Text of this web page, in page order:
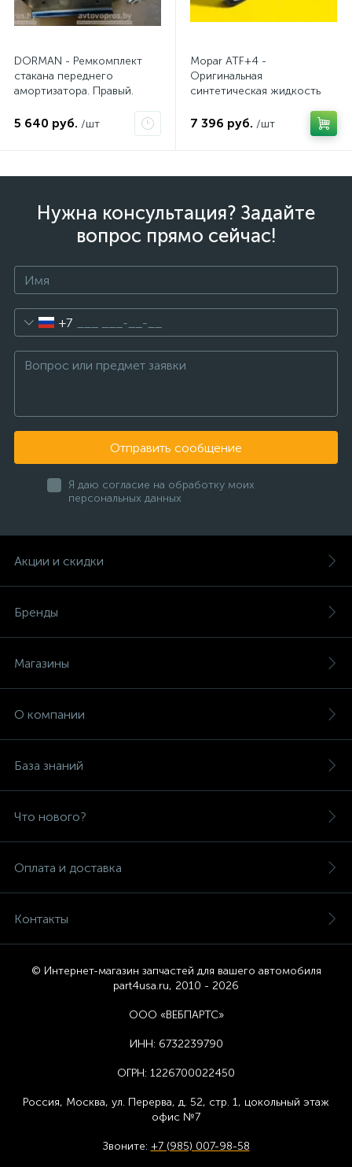
DORMAN - Ремкомплект
стакана переднего
амортизатора. Правый.
5 640 руб. /шт
Mopar ATF+4 -
Оригинальная
синтетическая жидкость
7 396 руб. /шт
Нужна консультация? Задайте
вопрос прямо сейчас!
+7
Отправить сообщение
Я даю согласие на обработку моих
персональных данных
Акции и скидки
Бренды
Магазины
О компании
База знаний
Что нового?
Оплата и доставка
Контакты
© Интернет-магазин запчастей для вашего автомобиля
part4usa.ru, 2010 - 2026
ООО «ВЕБПАРТС»
ИНН: 6732239790
ОГРН: 1226700022450
Россия, Москва, ул. Перерва, д. 52, стр. 1, цокольный этаж
офис №7
Звоните: +7 (985) 007-98-58